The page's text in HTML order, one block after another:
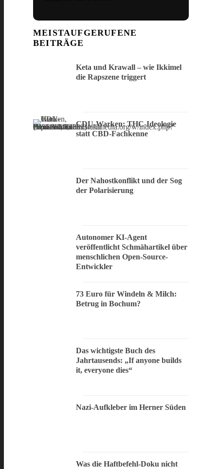
MEISTAUFGERUFENE
BEITRÄGE
Keta und Krawall – wie Ikkimel
die Rapszene triggert
CDU-Warken: THC-Ideologie
statt CBD-Fachkenne
Der Nahostkonflikt und der Sog
der Polarisierung
Autonomer KI-Agent
veröffentlicht Schmähartikel über
menschlichen Open-Source-
Entwickler
73 Euro für Windeln & Milch:
Betrug in Bochum?
Das wichtigste Buch des
Jahrtausends: „If anyone builds
it, everyone dies“
Nazi-Aufkleber im Herner Süden
Was die Haftbefehl-Doku nicht